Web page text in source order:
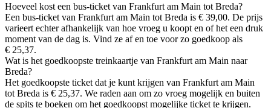
Hoeveel kost een bus-ticket van Frankfurt am Main tot Breda?
Een bus-ticket van Frankfurt am Main tot Breda is € 39,00. De prijs
varieert echter afhankelijk van hoe vroeg u koopt en of het een druk
moment van de dag is. Vind ze af en toe voor zo goedkoop als
€ 25,37.
Wat is het goedkoopste treinkaartje van Frankfurt am Main naar
Breda?
Het goedkoopste ticket dat je kunt krijgen van Frankfurt am Main
tot Breda is € 25,37. We raden aan om zo vroeg mogelijk en buiten
de spits te boeken om het goedkoopst mogelijke ticket te krijgen.